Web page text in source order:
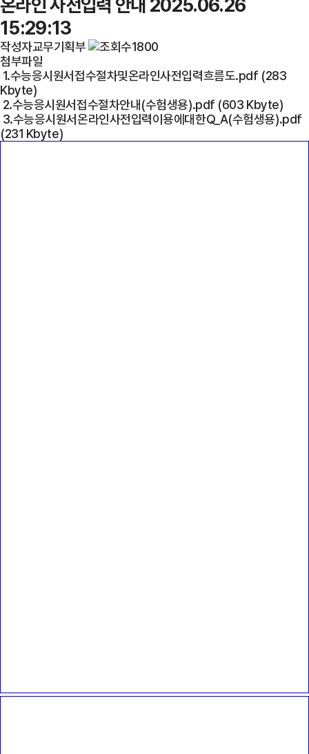
온라인 사전입력 안내 2025.06.26
15:29:13
작성자교무기획부
1800
첨부파일
1.수능응시원서접수절차및온라인사전입력흐름도.pdf (283
Kbyte)
2.수능응시원서접수절차안내(수험생용).pdf (603 Kbyte)
3.수능응시원서온라인사전입력이용에대한Q_A(수험생용).pdf
(231 Kbyte)